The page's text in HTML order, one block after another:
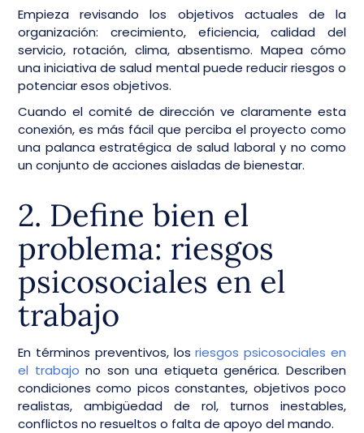
Empieza revisando los objetivos actuales de la
organización: crecimiento, eficiencia, calidad del
servicio, rotación, clima, absentismo. Mapea cómo
una iniciativa de salud mental puede reducir riesgos o
potenciar esos objetivos.
Cuando el comité de dirección ve claramente esta
conexión, es más fácil que perciba el proyecto como
una palanca estratégica de salud laboral y no como
un conjunto de acciones aisladas de bienestar.
2. Define bien el
problema: riesgos
psicosociales en el
trabajo
En términos preventivos, losriesgos psicosociales en
el trabajo no son una etiqueta genérica. Describen
condiciones como picos constantes, objetivos poco
realistas, ambigüedad de rol, turnos inestables,
conflictos no resueltos o falta de apoyo del mando.